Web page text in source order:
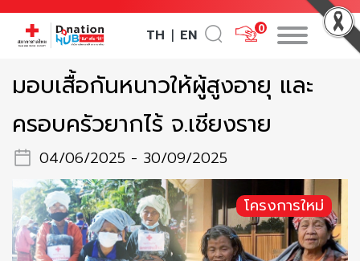
TH | EN 0
มอบเสื้อกันหนาวให้ผู้สูงอายุ และ
ครอบครัวยากไร้ จ.เชียงราย
04/06/2025 - 30/09/2025
โครงการใหม่